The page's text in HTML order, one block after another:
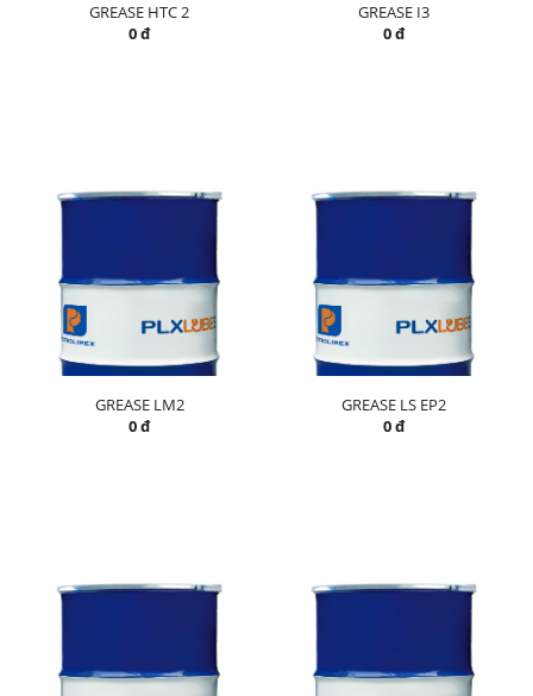
GREASE HTC 2
0 đ
GREASE I3
0 đ
GREASE LM2
0 đ
GREASE LS EP2
0 đ